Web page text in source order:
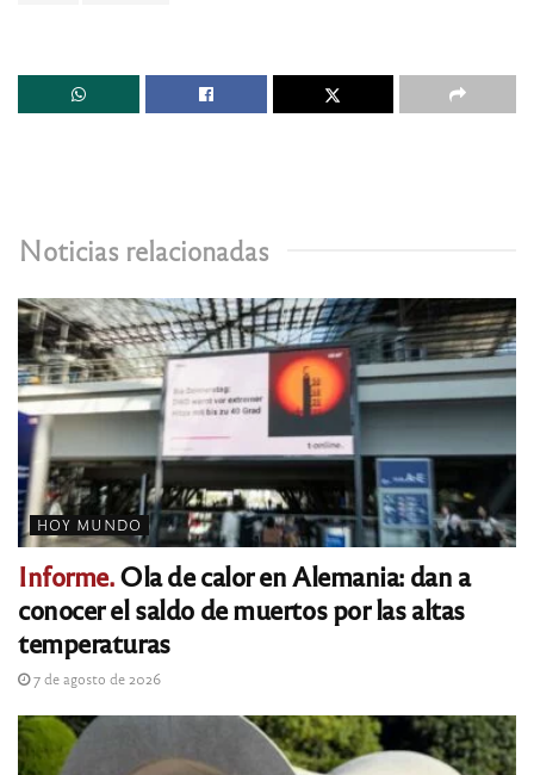
Noticias relacionadas
HOY MUNDO
Informe.Ola de calor en Alemania: dan a
conocer el saldo de muertos por las altas
temperaturas
7 de agosto de 2026